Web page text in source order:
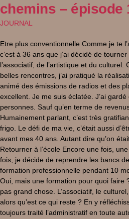
chemins – épisode
JOURNAL
Etre plus conventionnelle Comme je te
c’est à 36 ans que j’ai décidé de
l’associatif, de l’artistique et du culturel.
belles rencontres, j’ai pratiqué la
animé des émissions de radios et des
excellent. Je me suis éclatée. J’ai
personnes. Sauf qu’en terme de
Humainement parlant, c’est très
frigo. Le défi de ma vie, c’était aussi
avant mes 40 ans. Autant dire qu’on
Retourner à l’école Encore une fois,
fois, je décide de reprendre les bancs
formation professionnelle pendant 10
Oui, mais une formation pour quoi faire
pas grand chose. L’associatif, le
alors qu’est ce qui reste ? En y
toujours traité l’administratif en toute